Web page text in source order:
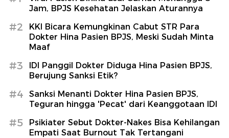
Jam, BPJS Kesehatan Jelaskan Aturannya
#2
KKI Bicara Kemungkinan Cabut STR Para
Dokter Hina Pasien BPJS, Meski Sudah Minta
Maaf
#3
IDI Panggil Dokter Diduga Hina Pasien BPJS,
Berujung Sanksi Etik?
#4
Sanksi Menanti Dokter Hina Pasien BPJS,
Teguran hingga 'Pecat' dari Keanggotaan IDI
#5
Psikiater Sebut Dokter-Nakes Bisa Kehilangan
Empati Saat Burnout Tak Tertangani